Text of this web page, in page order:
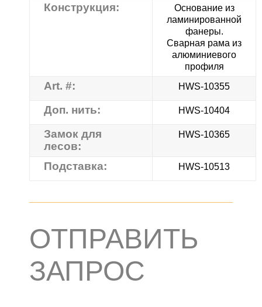
Конструкция:
Основание из
ламинированной
фанеры.
Сварная рама из
алюминиевого
профиля
Art. #: HWS-10355
Доп. нить: HWS-10404
Замок для
лесов:
HWS-10365
Подставка: HWS-10513
ОТПРАВИТЬ
ЗАПРОС